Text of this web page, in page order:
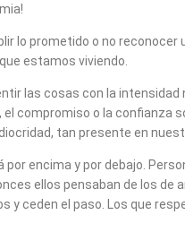
lo prometido o no
estamos viviendo.
las cosas con la
compromiso o la confianza
tan presente en
encima y por debajo.
ellos pensaban de los
ceden el paso. Los que